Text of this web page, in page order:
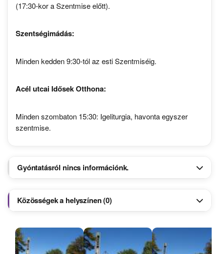
(17:30-kor a Szentmise előtt).
Szentségimádás:
Minden kedden 9:30-tól az esti Szentmiséig.
Acél utcai Idősek Otthona:
Minden szombaton 15:30: Igeliturgia, havonta egyszer
szentmise.
Gyóntatásról nincs információnk.
Közösségek a helyszínen (0)